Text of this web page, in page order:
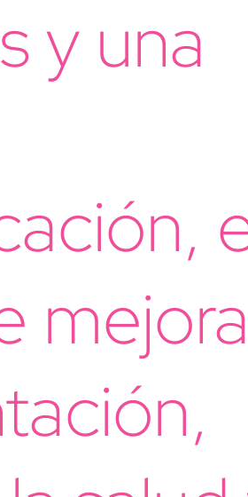
y una